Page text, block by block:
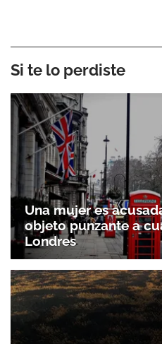
Si te lo perdiste
Una mujer es
objeto punzante a
Londres